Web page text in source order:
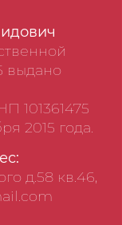
выдано
101361475
2015 года.
д.58 кв.46,